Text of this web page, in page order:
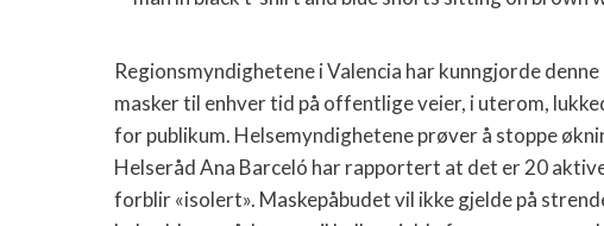
Regionsmyndighetene i Valencia har kunngjorde
masker til enhver tid på offentlige veier, i uterom,
for publikum. Helsemyndighetene prøver å stoppe
Helseråd Ana Barceló har rapportert at det er 20
forblir «isolert». Maskepåbudet vil ikke gjelde på